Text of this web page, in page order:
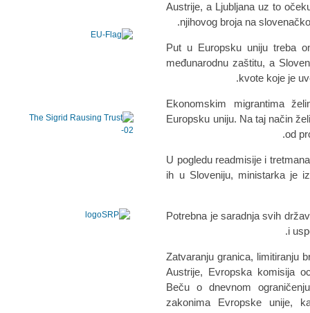
Austrije, a Ljubljana uz to
njihovog broja na
„Put u Europsku uniju treba
međunarodnu zaštitu, a
kvote koje je
„Ekonomskim migrantima
Europsku uniju. Na taj način
od
U pogledu readmisije i
ih u Sloveniju, ministarka je
„Potrebna je saradnja svih
i
Zatvaranju granica, limitiranju
Austrije, Evropska komisija
Beču o dnevnom
zakonima Evropske unije,